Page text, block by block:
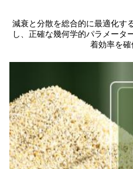
減衰と分散を総合的に最適化す
し、正確な幾何学的パラメータ
着効率を確